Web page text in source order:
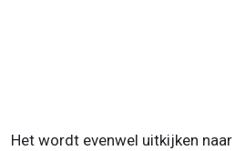
Het wordt evenwel uitkijken